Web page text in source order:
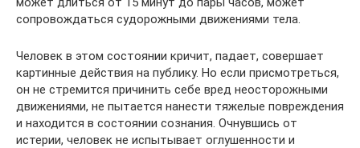
сопровождаться судорожными движениями тела.
Человек в этом состоянии кричит, падает, совершает
картинные действия на публику. Но если присмотреться,
он не стремится причинить себе вред неосторожными
движениями, не пытается нанести тяжелые повреждения
и находится в состоянии сознания. Очнувшись от
истерии, человек не испытывает оглушенности и